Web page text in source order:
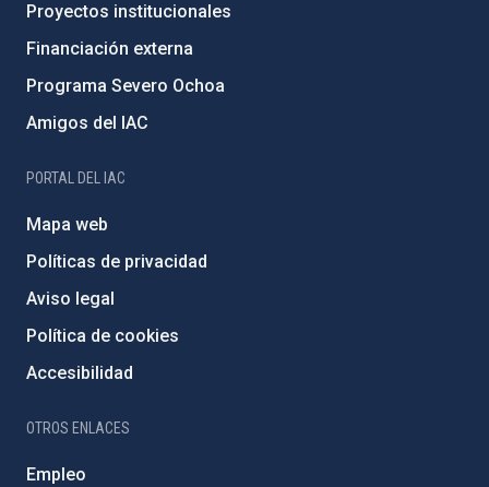
Proyectos institucionales
Financiación externa
Programa Severo Ochoa
Amigos del IAC
PORTAL DEL IAC
Mapa web
Políticas de privacidad
Aviso legal
Política de cookies
Accesibilidad
OTROS ENLACES
Empleo